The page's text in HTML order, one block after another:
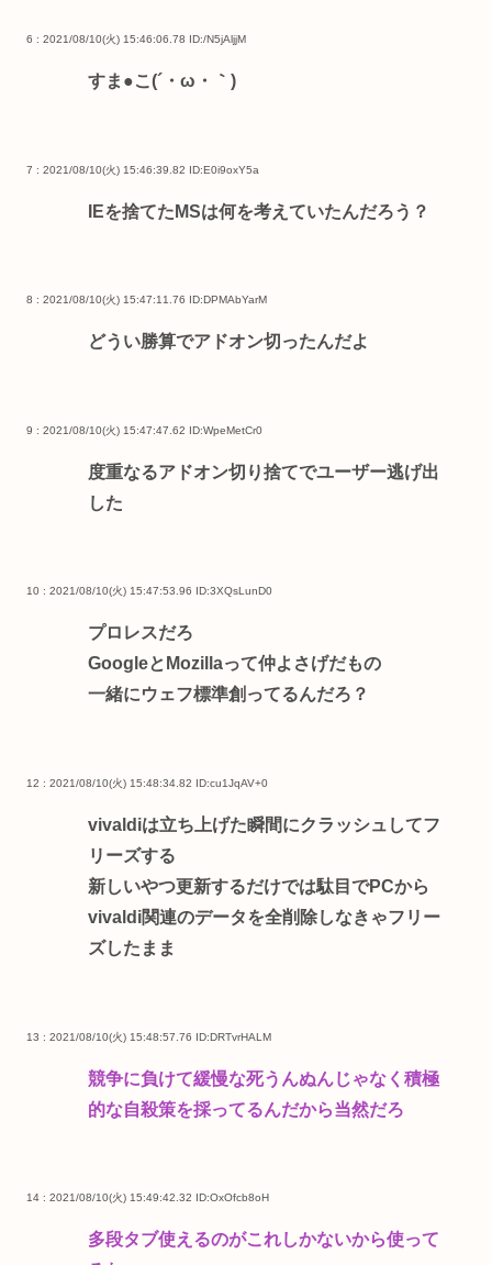
6 : 2021/08/10(火) 15:46:06.78 ID:/N5jAljjM
すま●こ(´・ω・｀)
7 : 2021/08/10(火) 15:46:39.82 ID:E0i9oxY5a
IEを捨てたMSは何を考えていたんだろう？
8 : 2021/08/10(火) 15:47:11.76 ID:DPMAbYarM
どうい勝算でアドオン切ったんだよ
9 : 2021/08/10(火) 15:47:47.62 ID:WpeMetCr0
度重なるアドオン切り捨てでユーザー逃げ出
した
10 : 2021/08/10(火) 15:47:53.96 ID:3XQsLunD0
プロレスだろ
GoogleとMozillaって仲よさげだもの
一緒にウェフ標準創ってるんだろ？
12 : 2021/08/10(火) 15:48:34.82 ID:cu1JqAV+0
vivaldiは立ち上げた瞬間にクラッシュしてフ
リーズする
新しいやつ更新するだけでは駄目でPCから
vivaldi関連のデータを全削除しなきゃフリー
ズしたまま
13 : 2021/08/10(火) 15:48:57.76 ID:DRTvrHALM
競争に負けて緩慢な死うんぬんじゃなく積極
的な自殺策を採ってるんだから当然だろ
14 : 2021/08/10(火) 15:49:42.32 ID:OxOfcb8oH
多段タブ使えるのがこれしかないから使って